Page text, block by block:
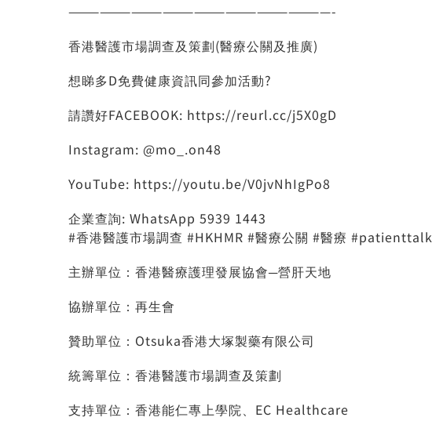
—————————————————————————-
香港醫護市場調查及策劃(醫療公關及推廣)
想睇多D免費健康資訊同參加活動?
請讚好FACEBOOK: https://reurl.cc/j5X0gD
Instagram: @mo_.on48
YouTube: https://youtu.be/V0jvNhIgPo8
企業查詢: WhatsApp 5939 1443
#香港醫護市場調查 #HKHMR #醫療公關 #醫療 #patienttalk
主辦單位：香港醫療護理發展協會─營肝天地
協辦單位：再生會
贊助單位：Otsuka香港大塚製藥有限公司
統籌單位：香港醫護市場調查及策劃
支持單位：香港能仁專上學院、EC Healthcare